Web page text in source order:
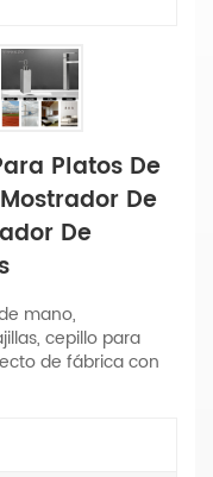
Platos De
De
De
mano,
cepillo para
de fábrica con